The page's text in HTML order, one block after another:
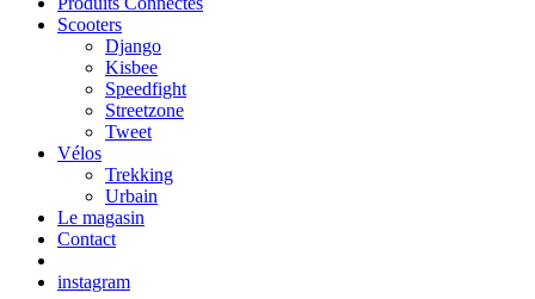
Scooters
Django
Kisbee
Speedfight
Streetzone
Tweet
Vélos
Trekking
Urbain
Le magasin
Contact
instagram